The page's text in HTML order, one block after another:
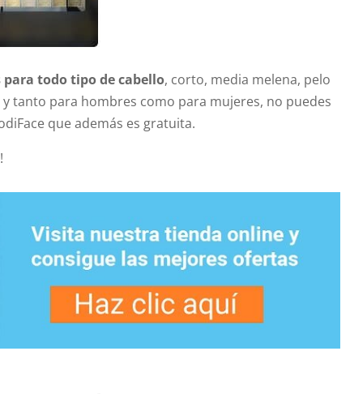
todo tipo de cabello, corto, media melena, pelo
tanto para hombres como para mujeres, no puedes
que además es gratuita.